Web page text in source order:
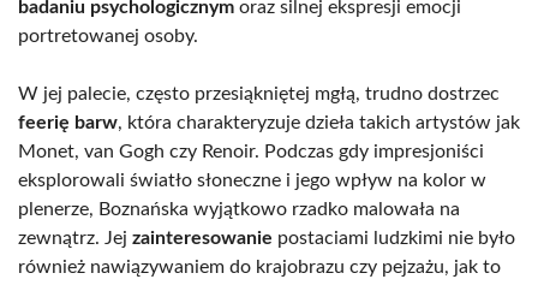
badaniu psychologicznym oraz silnej ekspresji emocji
portretowanej osoby.
W jej palecie, często przesiąkniętej mgłą, trudno dostrzec
feerię barw, która charakteryzuje dzieła takich artystów jak
Monet, van Gogh czy Renoir. Podczas gdy impresjoniści
eksplorowali światło słoneczne i jego wpływ na kolor w
plenerze, Boznańska wyjątkowo rzadko malowała na
zewnątrz. Jej zainteresowanie postaciami ludzkimi nie było
również nawiązywaniem do krajobrazu czy pejzażu, jak to